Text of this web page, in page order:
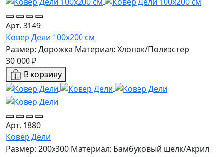
Арт. 3149
Ковер Дели 100х200 см
Размер: Дорожка Материал: Хлопок/Полиэстер
30 000 ₽
В корзину
Арт. 1880
Ковер Дели
Размер: 200x300 Материал: Бамбуковый шёлк/Акрил